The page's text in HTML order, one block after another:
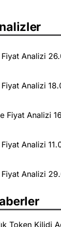
Fiyat Analizi
Analizi
Fiyat Analizi
Analizi
Fiyat Analizi
Token Kilidi